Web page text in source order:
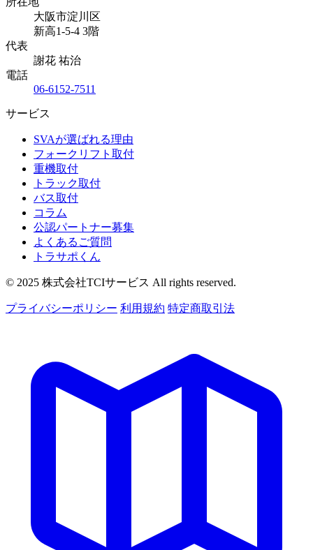
大阪市淀川区
新高1-5-4 3階
代表
謝花 祐治
電話
06-6152-7511
サービス
SVAが選ばれる理由
フォークリフト取付
重機取付
トラック取付
バス取付
コラム
公認パートナー募集
よくあるご質問
トラサポくん
© 2025 株式会社TCIサービス All rights reserved.
プライバシーポリシー 利用規約 特定商取引法